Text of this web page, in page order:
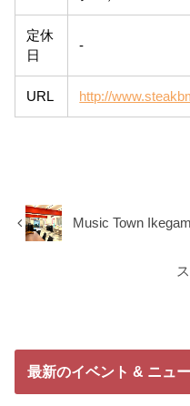
定休
日
-
URL http://
Music Town
最新のイベント & ニュ